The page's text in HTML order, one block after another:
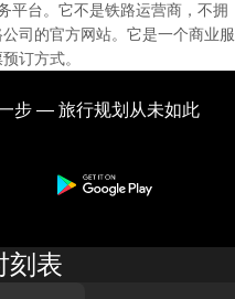
平台。它不是铁路运营商，不拥
司的官方网站。它是一个商业服
订方式。
步 — 旅行规划从未如此
刻表